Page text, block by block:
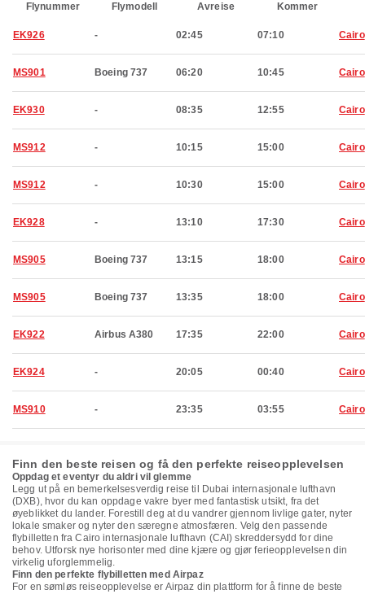
Flynummer Flymodell Avreise Kommer
EK926 - 02:45 07:10 Cairo
MS901 Boeing 737 06:20 10:45 Cairo
EK930 - 08:35 12:55 Cairo
MS912 - 10:15 15:00 Cairo
MS912 - 10:30 15:00 Cairo
EK928 - 13:10 17:30 Cairo
MS905 Boeing 737 13:15 18:00 Cairo
MS905 Boeing 737 13:35 18:00 Cairo
EK922 Airbus A380 17:35 22:00 Cairo
EK924 - 20:05 00:40 Cairo
MS910 - 23:35 03:55 Cairo
Finn den beste reisen og få den perfekte reiseopplevelsen
Oppdag et eventyr du aldri vil glemme
Legg ut på en bemerkelsesverdig reise til Dubai internasjonale lufthavn
(DXB), hvor du kan oppdage vakre byer med fantastisk utsikt, fra det
øyeblikket du lander. Forestill deg at du vandrer gjennom livlige gater, nyter
lokale smaker og nyter den særegne atmosfæren. Velg den passende
flybilletten fra Cairo internasjonale lufthavn (CAI) skreddersydd for dine
behov. Utforsk nye horisonter med dine kjære og gjør ferieopplevelsen din
virkelig uforglemmelig.
Finn den perfekte flybilletten med Airpaz
For en sømløs reiseopplevelse er Airpaz din plattform for å finne de beste